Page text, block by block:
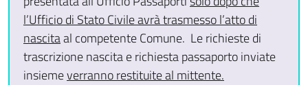
l’Ufficio di Stato Civile avrà trasmesso l’atto di
nascitaal competente Comune. Le richieste di
trascrizione nascita e richiesta passaporto inviate
insiemeverranno restituite al mittente.